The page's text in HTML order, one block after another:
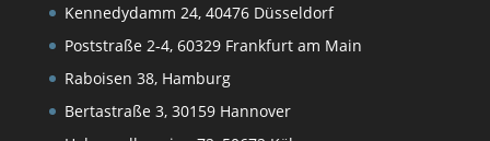
Kennedydamm 24, 40476 Düsseldorf
Poststraße 2-4, 60329 Frankfurt am Main
Raboisen 38, Hamburg
Bertastraße 3, 30159 Hannover